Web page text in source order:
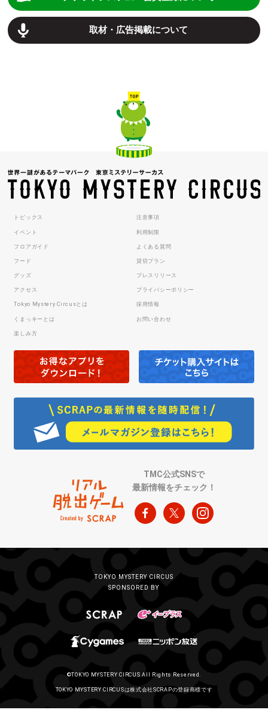
取材・広告掲載について
トピックス
イベント
フロアガイド
フード
グッズ
アクセス
Tokyo Mystery Circusとは
くまっキーとは
楽しみ方
注意事項
利用制限
よくある質問
貸切プラン
プレスリリース
プライバシーポリシー
採用情報
お問い合わせ
TMC公式SNSで
最新情報をチェック！
TOKYO MYSTERY CIRCUS
SPONSORED BY
©TOKYO MYSTERY CIRCUS All Rights Reserved.
TOKYO MYSTERY CIRCUSは株式会社SCRAPの登録商標です